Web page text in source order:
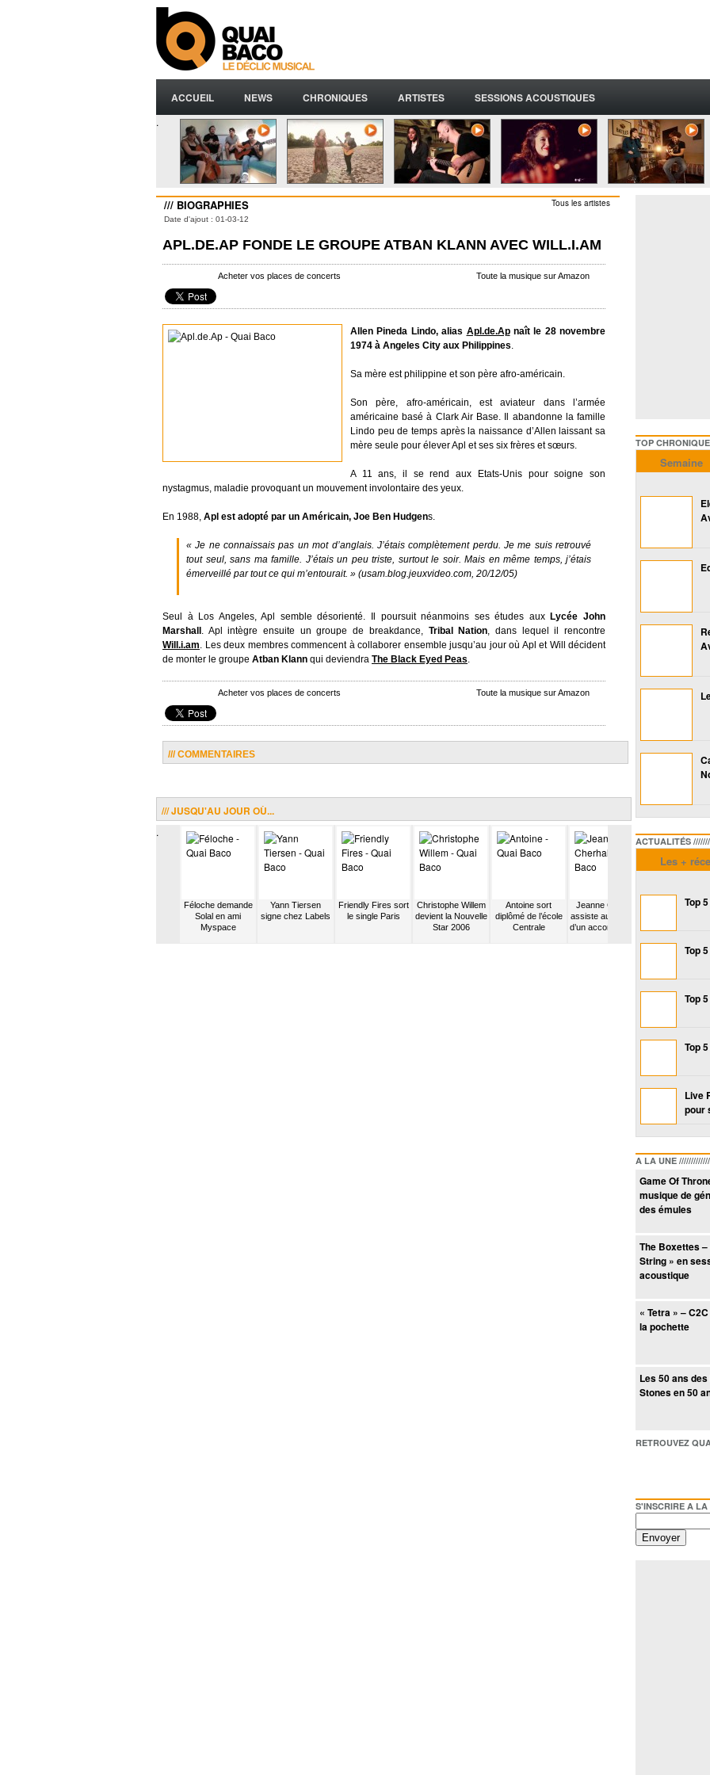
ACCUEIL NEWS CHRONIQUES ARTISTES SESSIONS ACOUSTIQUES
.
/// BIOGRAPHIES Tous les artistes
Date d'ajout : 01-03-12
APL.DE.AP FONDE LE GROUPE ATBAN KLANN AVEC WILL.I.AM
Acheter vos places de concerts Toute la musique sur Amazon
Allen Pineda Lindo, alias Apl.de.Apnaît le 28 novembre
1974 à Angeles City aux Philippines.
Sa mère est philippine et son père afro-américain.
Son père, afro-américain, est aviateur dans l’armée
américaine basé à Clark Air Base. Il abandonne la famille
Lindo peu de temps après la naissance d’Allen laissant sa
mère seule pour élever Apl et ses six frères et sœurs.
A 11 ans, il se rend aux Etats-Unis pour soigne son
nystagmus, maladie provoquant un mouvement involontaire des yeux.
En 1988, Apl est adopté par un Américain, Joe Ben Hudgens.
« Je ne connaissais pas un mot d’anglais. J’étais complètement perdu. Je me suis retrouvé
tout seul, sans ma famille. J’étais un peu triste, surtout le soir. Mais en même temps, j’étais
émerveillé par tout ce qui m’entourait. » (usam.blog.jeuxvideo.com, 20/12/05)
Seul à Los Angeles, Apl semble désorienté. Il poursuit néanmoins ses études auxLycée John
Marshall . Apl intègre ensuite un groupe de breakdance, Tribal Nation, dans lequel il rencontre
Will.i.am. Les deux membres commencent à collaborer ensemble jusqu’au jour où Apl et Will décident
de monter le groupe Atban Klann qui deviendra The Black Eyed Peas.
Acheter vos places de concerts Toute la musique sur Amazon
/// COMMENTAIRES
/// JUSQU'AU JOUR OÙ...
.
Féloche demande
Solal en ami
Myspace
Yann Tiersen
signe chez Labels
Friendly Fires sort
le single Paris
Christophe Willem
devient la Nouvelle
Star 2006
Antoine sort
diplômé de l’école
Centrale
Jeanne Cherhal
assiste au concert
d’un accordéoniste
Calogero et
TOP
Semaine
ACTUALITÉS
Les +
Top
Top
Top
Top
Live
pour
A LA UNE
Game Of
musique de
des émules
The Boxettes
String » en
acoustique
« Tetra » –
la pochette
Les 50 ans
Stones en 50
RETROUVEZ
S'INSCRIRE A LA